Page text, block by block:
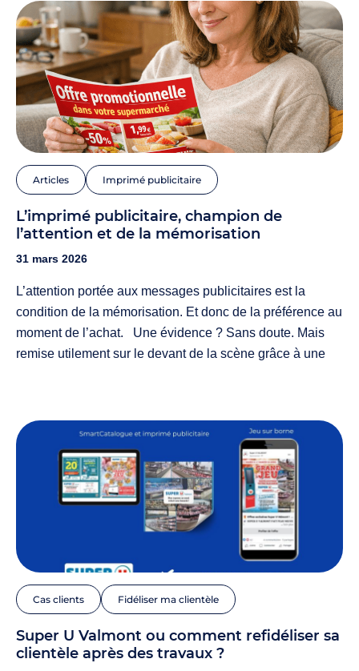
Articles Imprimé publicitaire
L’imprimé publicitaire, champion de
l’attention et de la mémorisation
31 mars 2026
L’attention portée aux messages publicitaires est la
condition de la mémorisation. Et donc de la préférence au
moment de l’achat. Une évidence ? Sans doute. Mais
remise utilement sur le devant de la scène grâce à une
surperforme en attention comme en…
Cas clients Fidéliser ma clientèle
Super U Valmont ou comment refidéliser sa
clientèle après des travaux ?